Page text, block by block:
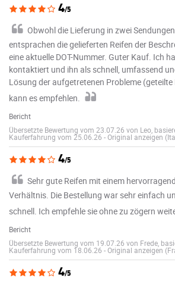
4/5
Obwohl die Lieferung in zwei
entsprachen die gelieferten Reifen der
eine aktuelle DOT-Nummer. Guter Kauf. Ich
kontaktiert und ihn als schnell, umfassend
Lösung der aufgetretenen Probleme
kann es empfehlen.
Bericht
Übersetzte Bewertung vom 23.07.26 von Leo,
Kauferfahrung vom 25.06.26 -Original anzeigen
4/5
Sehr gute Reifen mit einem
Verhältnis. Die Bestellung war sehr einfach
schnell. Ich empfehle sie ohne zu zögern
Bericht
Übersetzte Bewertung vom 19.07.26 von Frede,
Kauferfahrung vom 18.06.26 -Original anzeigen
4/5